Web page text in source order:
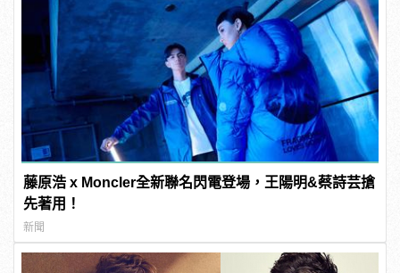
藤原浩 x Moncler全新聯名閃電登場，王陽明&蔡詩芸搶
先著用！
新聞